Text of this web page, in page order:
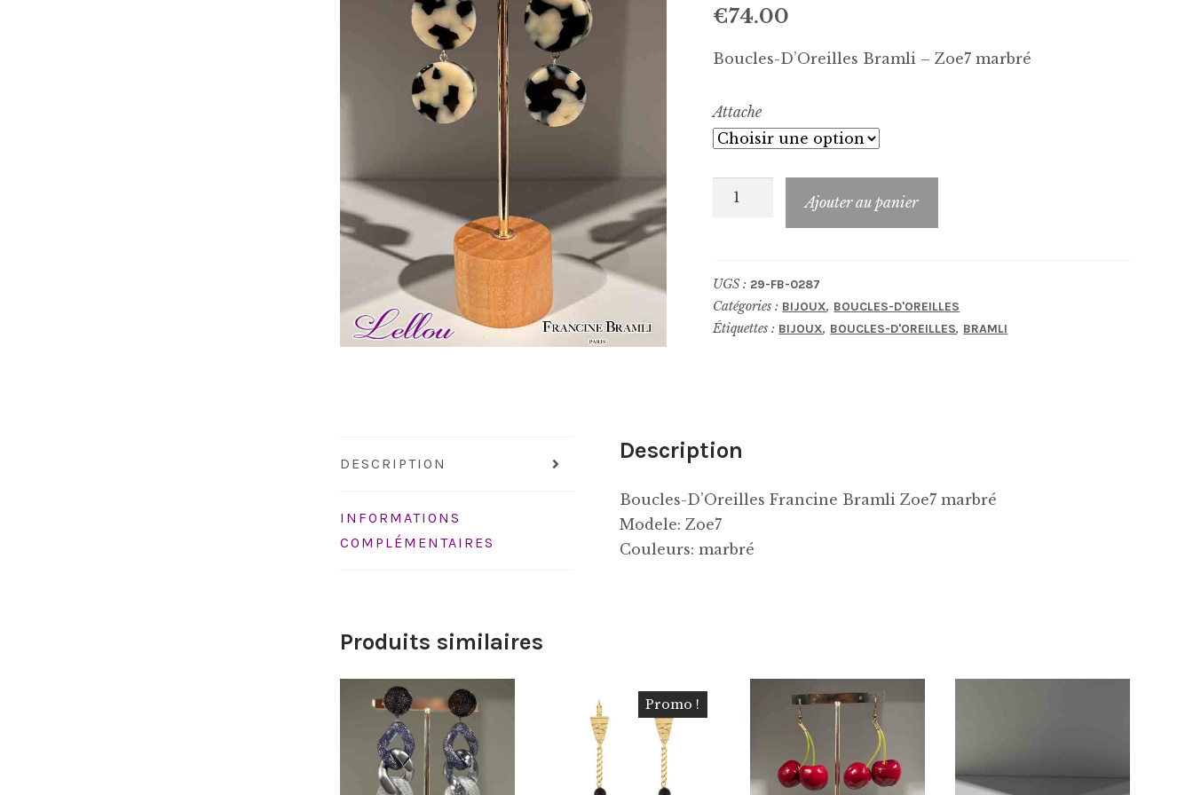
€74.00
Boucles-D’Oreilles Bramli – Zoe7 marbré
Attache
quantité
0287
Ajouter au panier
UGS : 29-FB-0287
Catégories : BIJOUX, BOUCLES-D'OREILLES
Étiquettes : BIJOUX, BOUCLES-D'OREILLES, BRAMLI
DESCRIPTION
INFORMATIONS
COMPLÉMENTAIRES
Description
Boucles-D’Oreilles Francine Bramli Zoe7 marbré
Modele: Zoe7
Couleurs: marbré
Produits similaires
Promo !